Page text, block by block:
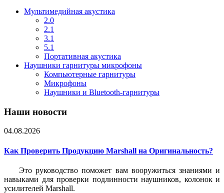
Мультимедийная акустика
2.0
2.1
3.1
5.1
Портативная акустика
Наушники гарнитуры микрофоны
Компьютерные гарнитуры
Микрофоны
Наушники и Bluetooth-гарнитуры
Наши новости
04.08.2026
Как Проверить Продукцию Marshall на Оригинальность?
Это руководство поможет вам вооружиться знаниями и
навыками для проверки подлинности наушников, колонок и
усилителей Marshall.